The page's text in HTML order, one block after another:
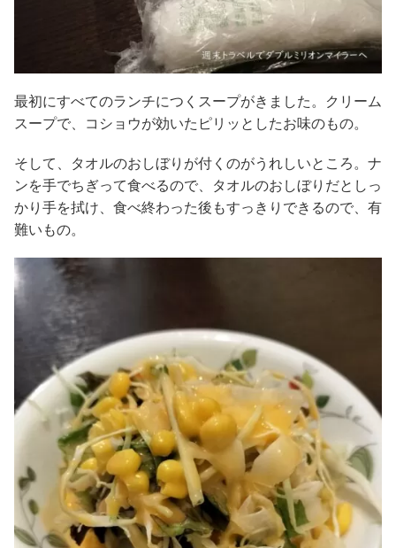
最初にすべてのランチにつくスープがきました。クリーム
スープで、コショウが効いたピリッとしたお味のもの。
そして、タオルのおしぼりが付くのがうれしいところ。ナ
ンを手でちぎって食べるので、タオルのおしぼりだとしっ
かり手を拭け、食べ終わった後もすっきりできるので、有
難いもの。